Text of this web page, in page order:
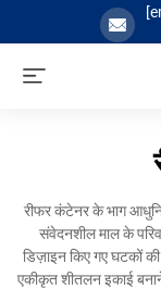
रीफर कंटेनर के भाग
संवेदनशील माल के
डिज़ाइन किए गए घटकों
एकीकृत शीतलन इकाई